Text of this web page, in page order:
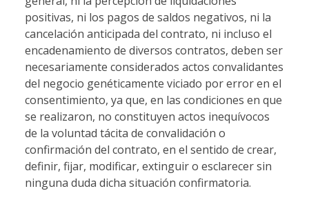
positivas, ni los pagos de saldos negativos, ni la
cancelación anticipada del contrato, ni incluso el
encadenamiento de diversos contratos, deben ser
necesariamente considerados actos convalidantes
del negocio genéticamente viciado por error en el
consentimiento, ya que, en las condiciones en que
se realizaron, no constituyen actos inequívocos
de la voluntad tácita de convalidación o
confirmación del contrato, en el sentido de crear,
definir, fijar, modificar, extinguir o esclarecer sin
ninguna duda dicha situación confirmatoria.